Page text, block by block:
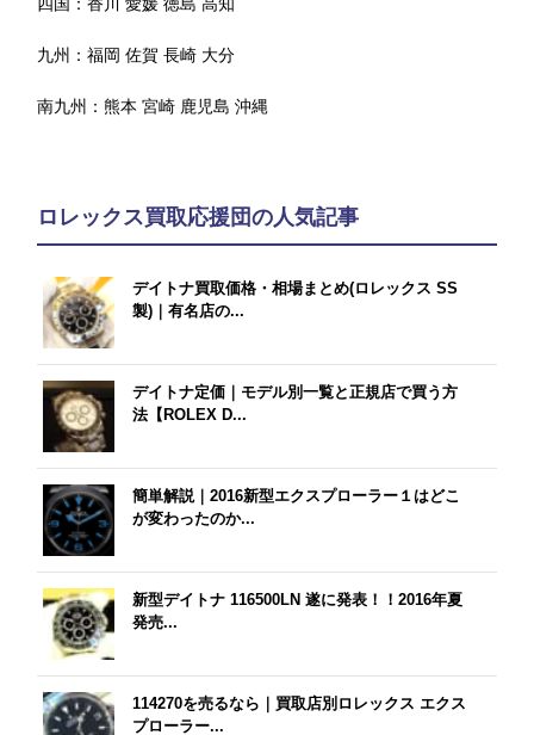
九州：福岡 佐賀 長崎 大分
南九州：熊本 宮崎 鹿児島 沖縄
ロレックス買取応援団の人気記事
デイトナ買取価格・相場まとめ(ロレックス SS
製)｜有名店の...
デイトナ定価｜モデル別一覧と正規店で買う方
法【ROLEX D...
簡単解説｜2016新型エクスプローラー１はどこ
が変わったのか...
新型デイトナ 116500LN 遂に発表！！2016年夏
発売...
114270を売るなら｜買取店別ロレックス エクス
プローラー...